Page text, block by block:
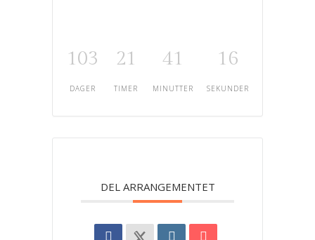
103
DAGER
21
TIMER
41
MINUTTER
16
SEKUNDER
DEL ARRANGEMENTET